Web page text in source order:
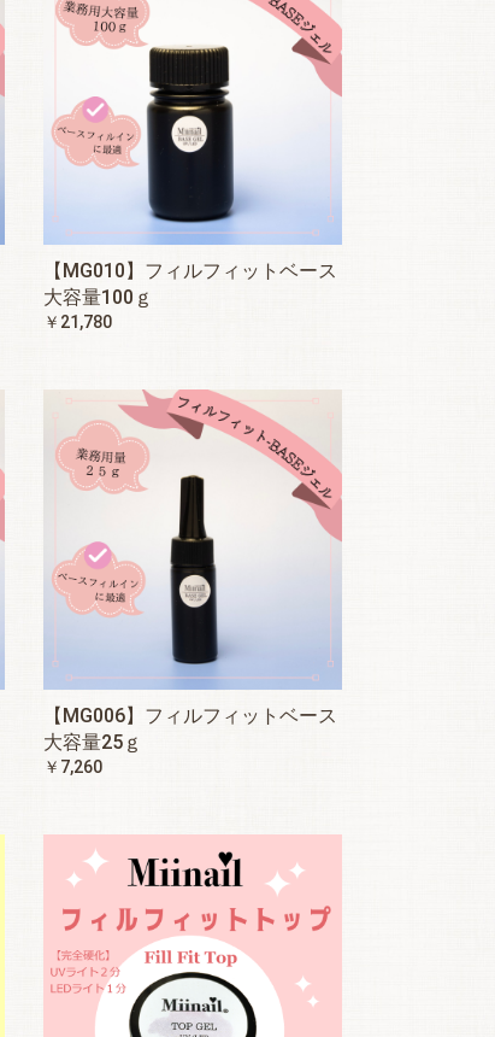
【MG010】フィルフィットベース
大容量100ｇ
￥21,780
【MG006】フィルフィットベース
大容量25ｇ
￥7,260